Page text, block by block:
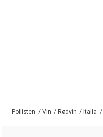
Pollisten / Vin / Rødvin / Italia /